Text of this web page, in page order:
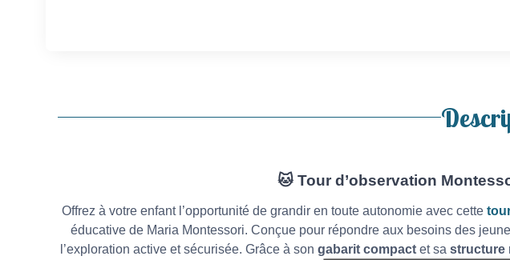
🐱Tour d’observation
Offrez à votre enfant l’opportunité de grandir en toute autonomie avec cette
éducative de Maria Montessori. Conçue pour répondre aux besoins des
l’exploration active et sécurisée. Grâce à son gabarit compact et sa structure